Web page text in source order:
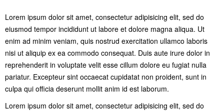
Lorem ipsum dolor sit amet, consectetur adipisicing elit, sed do
eiusmod tempor incididunt ut labore et dolore magna aliqua. Ut
enim ad minim veniam, quis nostrud exercitation ullamco laboris
nisi ut aliquip ex ea commodo consequat. Duis aute irure dolor in
reprehenderit in voluptate velit esse cillum dolore eu fugiat nulla
pariatur. Excepteur sint occaecat cupidatat non proident, sunt in
culpa qui officia deserunt mollit anim id est laborum.
Lorem ipsum dolor sit amet, consectetur adipisicing elit, sed do